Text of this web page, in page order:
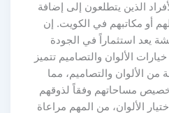
الذين يتطلعون إلى إضافة
مكاتبهم في الكويت. إن
يعد استثماراً في الجودة
الألوان والتصاميم تتميز
الألوان والتصاميم، مما
مساحاتهم وفقاً لذوقهم
الألوان، من المهم مراعاة